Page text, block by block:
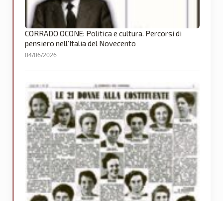
CORRADO OCONE: Politica e cultura. Percorsi di
pensiero nell’Italia del Novecento
04/06/2026